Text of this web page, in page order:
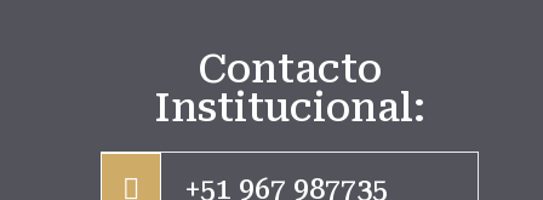
Contacto
Institucional:
+51 967 987735